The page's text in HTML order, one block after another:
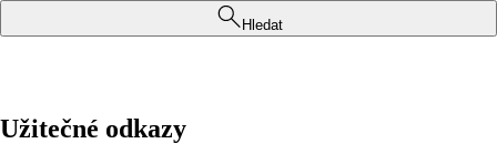
Hledat
Užitečné odkazy